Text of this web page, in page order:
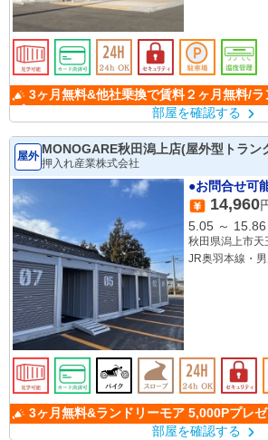
部屋を確認する
屋外 MONOGARE秋田潟上店(屋外型トラン
ガレージ)
押入れ産業株式会社
●お問合せ可
14,960
5.05 ～ 15.86
秋田県潟上市
JR奥羽本線・
3ヶ月無料&ランドリーモア 5,000Pプレゼ
部屋を確認する